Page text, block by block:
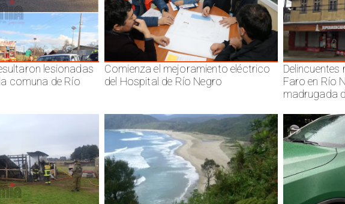
lesionadas
comuna de Río
Comienza el mejoramiento eléctrico
del Hospital de Río Negro
Faro en Río
madrugada